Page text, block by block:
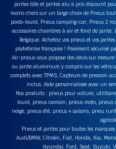
jantes tôle et jantes alu à prix discount
moins chers sur un large choix de Pneus
poids-lourd, Pneus camping-car, Pneus 2
accessoires chambres à air et fond de
Belgique. Achetez vos pneus et vos
plateforme française ! Paiement sécurisé
Air-pneus vous propose des devis sur
ou jante aluminium y compris sur les
complets avec TPMS, Capteurs de pression
inclus. Aide personnalisée avec un
Nos produits : pneus pour voiture,
lourd, pneus camion, pneus moto,
neige, pneus été, pneus 4 saisons, pneu
Pneus et jantes pour toutes les
Audi/BMW, Citroën, Fiat, Honda, Kia,
Hyundai, Ford, Seat, Suzuki,